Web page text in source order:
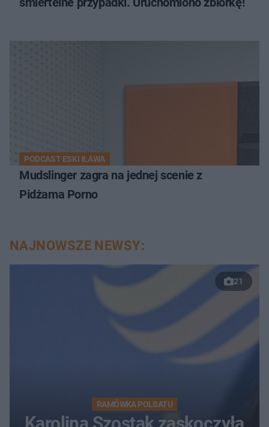
PODCAST ESKI IŁAWA
Mudslinger zagra na jednej scenie z
Pidżama Porno
NAJNOWSZE NEWSY:
21
RAMÓWKA POLSATU